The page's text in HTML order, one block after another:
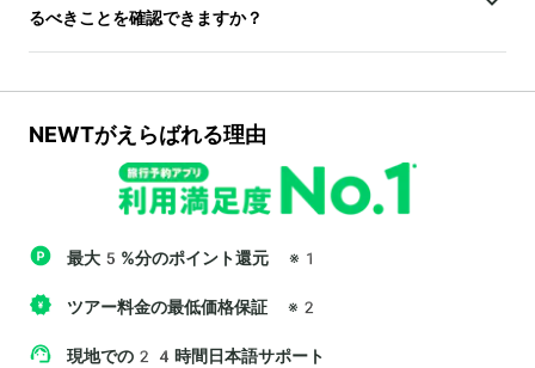
るべきことを確認できますか？
NEWTがえらばれる理由
最大5%分のポイント還元 ※1
ツアー料金の最低価格保証 ※2
現地での24時間日本語サポート